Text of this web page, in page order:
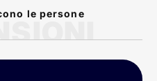
le persone